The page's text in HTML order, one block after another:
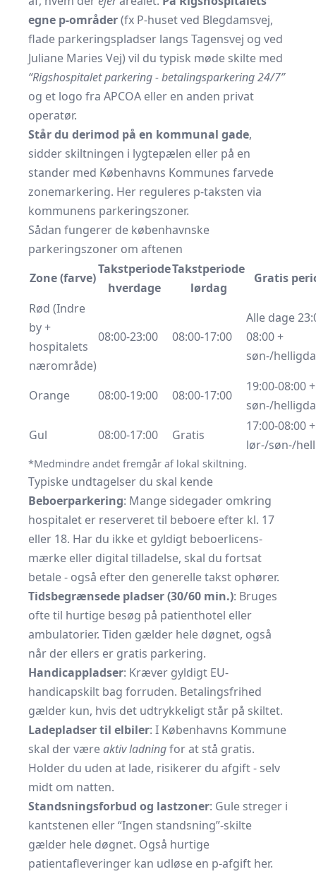
egne p-områder(fx P-huset ved Blegdamsvej,
flade parkeringspladser langs Tagensvej og ved
Juliane Maries Vej) vil du typisk møde skilte med
“Rigshospitalet parkering - betalings­parkering 24/7”
og et logo fra APCOA eller en anden privat
operatør.
Står du derimod på en kommunal gade,
sidder skiltningen i lygtepælen eller på en
stander med Københavns Kommunes farvede
zonemarkering. Her reguleres p-taksten via
kommunens parkeringszoner.
Sådan fungerer de københavnske
parkeringszoner om aftenen
Zone (farve)
Takstperiode
hverdage
Takstperiode
lørdag
Gratis
Rød (Indre
by +
hospitalets
nærområde)
08:00-23:00 08:00-17:00
Alle dage
08:00 +
søn-/
Orange 08:00-19:00 08:00-17:00
19:00-08:00 +
søn-/
Gul
08:00-17:00 Gratis
17:00-08:00 +
lør-/søn-/
*Medmindre andet fremgår af lokal skiltning.
Typiske undtagelser du skal kende
Beboerparkering: Mange sidegader omkring
hospitalet er reserveret til beboere efter kl. 17
eller 18. Har du ikke et gyldigt beboerlicens­
mærke eller digital tilladelse, skal du fortsat
betale - også efter den generelle takst ophører.
Tidsbegrænsede pladser (30/60 min.): Bruges
ofte til hurtige besøg på patienthotel eller
ambulatorier. Tiden gælder hele døgnet, også
når der ellers er gratis parkering.
Handicappladser: Kræver gyldigt EU-
handicapskilt bag forruden. Betalings­frihed
gælder kun, hvis det udtrykkeligt står på skiltet.
Ladepladser til elbiler: I Københavns Kommune
skal der væreaktiv ladningfor at stå gratis.
Holder du uden at lade, risikerer du afgift - selv
midt om natten.
Standsningsforbud og lastzoner: Gule streger i
kantstenen eller “Ingen standsning”-skilte
gælder hele døgnet. Også hurtige
patientafleveringer kan udløse en p-afgift her.